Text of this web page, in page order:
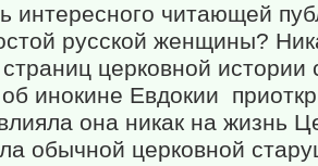
интересного читающей
русской женщины?
церковной истории
инокине Евдокии
она никак на жизнь
обычной церковной